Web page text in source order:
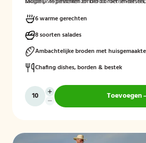
zoals eendenborst, gamba’s, biefstukreepjes
geserveerd met bijgerechten zoals gewokte
aardappeltjes.
6 warme gerechten
8 soorten salades
Ambachtelijke broden met
Chafing dishes, borden & bestek
Toevoegen